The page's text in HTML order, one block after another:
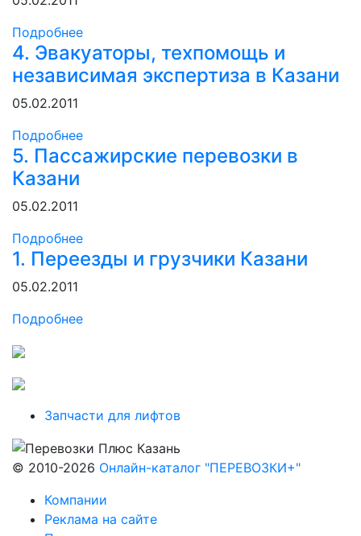
Подробнее
4. Эвакуаторы, техпомощь и
независимая экспертиза в Казани
05.02.2011
Подробнее
5. Пассажирские перевозки в
Казани
05.02.2011
Подробнее
1. Переезды и грузчики Казани
05.02.2011
Подробнее
Запчасти для лифтов
© 2010-2026 Онлайн-каталог "ПЕРЕВОЗКИ+"
Компании
Реклама на сайте